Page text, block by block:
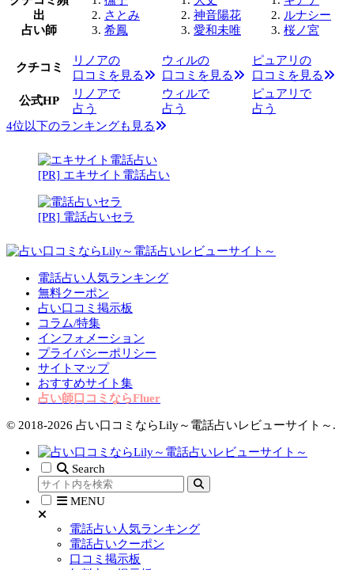
出
占い師
さとみ
希鳳
神音陽花
愛和未唯
ルナシー
桜ノ宮
クチコミ
リノアの
口コミを見る
ウィルの
口コミを見る
ピュアリの
口コミを見る
公式HP
リノアで
占う
ウィルで
占う
ピュアリで
占う
4位以下のランキングも見る
[PR] エキサイト電話占い
[PR] 電話占いセラ
電話占い人気ランキング
無料クーポン
占い口コミ掲示板
コラム/特集
インフォメーション
プライバシーポリシー
サイトマップ
おすすめサイト集
占い師口コミならFluer
© 2018-2026 占い口コミならLily～電話占いレビューサイト～.
Search
MENU
電話占い人気ランキング
電話占いクーポン
口コミ掲示板